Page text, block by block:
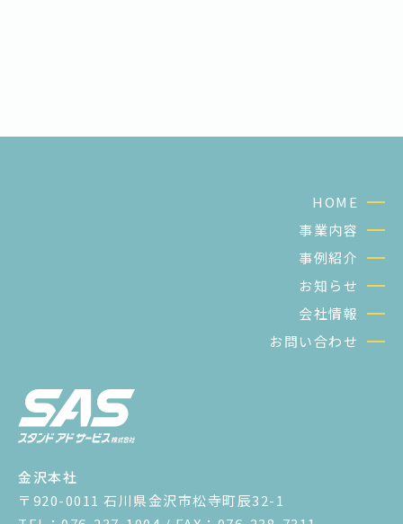
HOME
事業内容
事例紹介
お知らせ
会社情報
お問い合わせ
金沢本社
〒920-0011 石川県金沢市松寺町辰32-1